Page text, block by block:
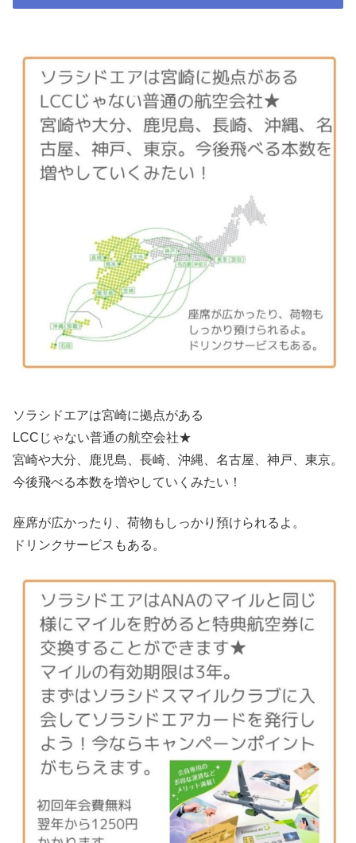
ソラシドエアは宮崎に拠点がある
LCCじゃない普通の航空会社★
宮崎や大分、鹿児島、長崎、沖縄、名古屋、神戸、東京。
今後飛べる本数を増やしていくみたい！
座席が広かったり、荷物もしっかり預けられるよ。
ドリンクサービスもある。